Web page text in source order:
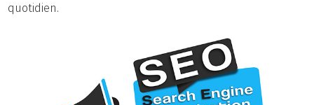
quotidien.